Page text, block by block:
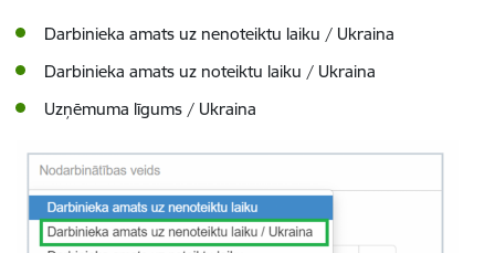
Darbinieka amats uz nenoteiktu laiku / Ukraina
Darbinieka amats uz noteiktu laiku / Ukraina
Uzņēmuma līgums / Ukraina